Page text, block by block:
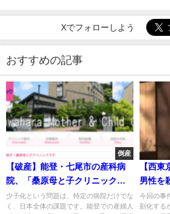
Xでフォローしよう
おすすめの記事
倒産
【破産】能登・七尾市の産科病
院、「桑原母と子クリニック」
運営「向陽会」破産申請へ
少子化という問題は、特定の病院だけでな
く、日本全体の課題です。能登での産婦人
【西
男性を
の野村
送検
今回の事
刻化する